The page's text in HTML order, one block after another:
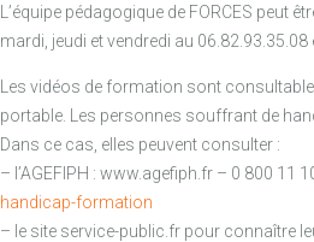
L’équipe pédagogique de FORCES
mardi, jeudi et vendredi au
Les vidéos de formation sont
portable. Les personnes souffrant de
Dans ce cas, elles peuvent consulter :
– l’AGEFIPH : www.agefiph.fr – 0 800 11
handicap-formation
– le site service-public.fr pour connaître